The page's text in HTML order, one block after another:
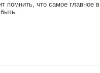
помнить, что самое